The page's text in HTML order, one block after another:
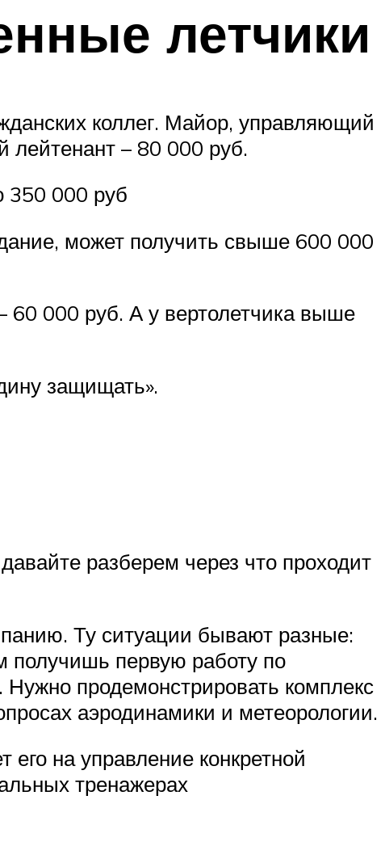
летчики
коллег. Майор, управляющий
лейтенант – 80 000 руб.
350 000 руб
может получить свыше 600 000
60 000 руб. А у вертолетчика выше
защищать».
разберем через что проходит
Ту ситуации бывают разные:
получишь первую работу по
продемонстрировать комплекс
аэродинамики и метеорологии.
на управление конкретной
тренажерах